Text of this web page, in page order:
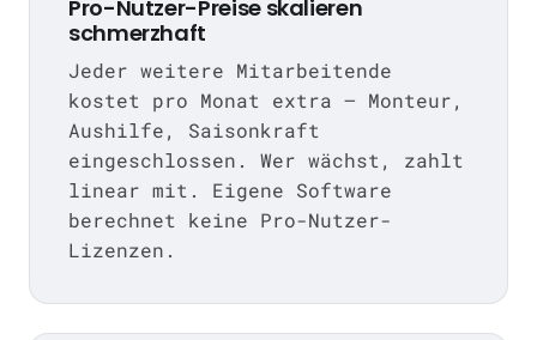
Pro-Nutzer-Preise skalieren
schmerzhaft
Jeder weitere Mitarbeitende
kostet pro Monat extra — Monteur,
Aushilfe, Saisonkraft
eingeschlossen. Wer wächst, zahlt
linear mit. Eigene Software
berechnet keine Pro-Nutzer-
Lizenzen.